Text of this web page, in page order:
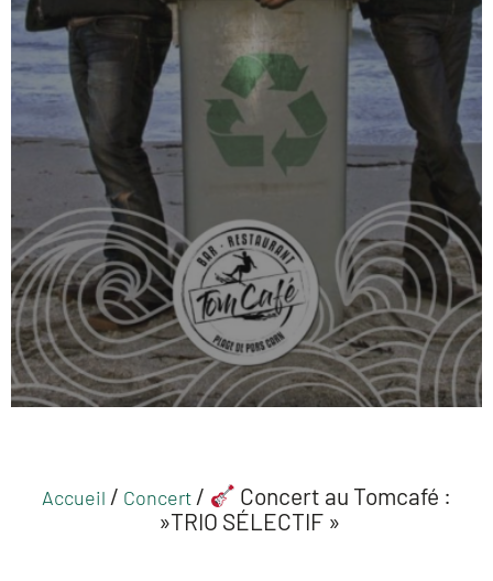
Accueil / Concert /
Concert au Tomcafé :
⁠ »TRIO SÉLECTIF »